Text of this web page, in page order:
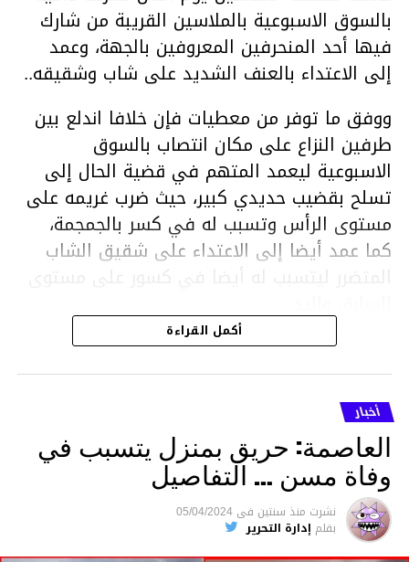
بالسوق الاسبوعية بالملاسين القريبة من شارك
فيها أحد المنحرفين المعروفين بالجهة، وعمد
إلى الاعتداء بالعنف الشديد على شاب وشقيقه..
ووفق ما توفر من معطيات فإن خلافا اندلع بين
طرفين النزاع على مكان انتصاب بالسوق
الاسبوعية ليعمد المتهم في قضية الحال إلى
تسلح بقضيب حديدي كبير، حيث ضرب غريمه على
مستوى الرأس وتسبب له في كسر بالجمجمة،
كما عمد أيضا إلى الاعتداء على شقيق الشاب
المتضرر ليتسبب له أيضا في كسور على مستوى
هذا وقد تمكن أعوان مركز الأمن الوطني بحي
هلال في توقيت قياسي من محاصرة المشتبه به
والقبض عليه وإحالته على التحقيق في خصوص
ما نُسبه إليه.
متابعة
قسم الاخبار
أكمل القراءة
أخبار
العاصمة: حريق بمنزل يتسبب في
وفاة مسن … التفاصيل
نشرت منذ سنتين فى 05/04/2024
بقلم إدارة التحرير